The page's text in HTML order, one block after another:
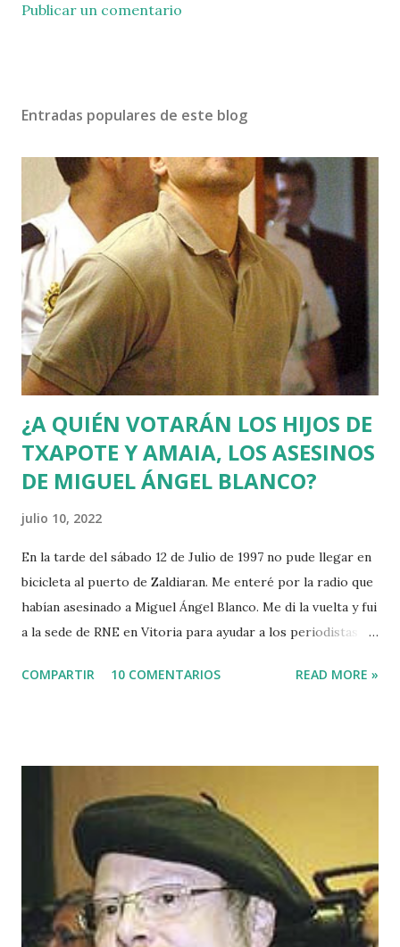
Publicar un comentario
Entradas populares de este blog
¿A QUIÉN VOTARÁN LOS HIJOS DE
TXAPOTE Y AMAIA, LOS ASESINOS
DE MIGUEL ÁNGEL BLANCO?
julio 10, 2022
En la tarde del sábado 12 de Julio de 1997 no pude llegar en
bicicleta al puerto de Zaldiaran. Me enteré por la radio que
habían asesinado a Miguel Ángel Blanco. Me di la vuelta y fui
a la sede de RNE en Vitoria para ayudar a los periodistas
pudiera ocurrir después de que se cumpliera el plazo de 48
Batasuna, Rufi Etxeberria, que hasta el año pasado fue
dirigente de Sortu. Tras aquel vil secuestro, las calles de
Euskadi dejaron de ser dominadas por ETA y su entorno
político. Nadie recuerda en Bilbao una manifestación mayor
que la que había pedido la liberación de Miguel Angel
Blanco horas antes de su asesinato: concentró a más de
COMPARTIR 10 COMENTARIOS READ MORE »